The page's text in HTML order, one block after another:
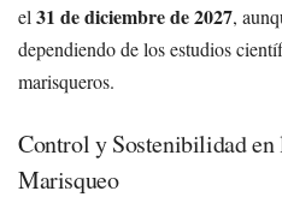
el 31 de diciembre de 2027,
dependiendo de los estudios
marisqueros.
Control y Sostenibilidad
Marisqueo